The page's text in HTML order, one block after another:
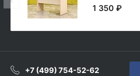
1 350 ₽
+7 (499) 754-52-62